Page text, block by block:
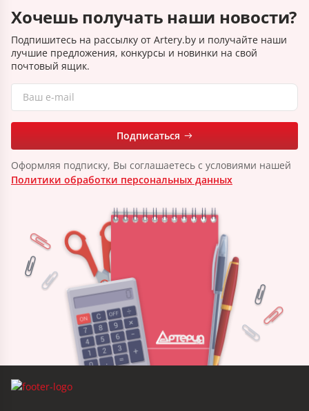
Хочешь получать наши новости?
Подпишитесь на рассылку от Artery.by и получайте наши
лучшие предложения, конкурсы и новинки на свой
почтовый ящик.
Подписаться
Оформляя подписку, Вы соглашаетесь с условиями нашей
Политики обработки персональных данных